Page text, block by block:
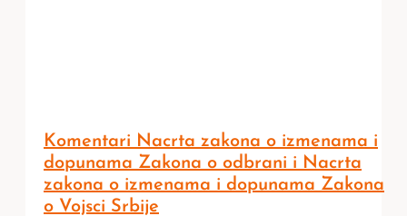
Komentari Nacrta zakona o izmenama i
dopunama Zakona o odbrani i Nacrta
zakona o izmenama i dopunama Zakona
o Vojsci Srbije